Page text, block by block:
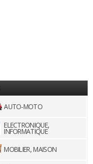
AUTO-MOTO
ELECTRONIQUE,
INFORMATIQUE
MOBILIER, MAISON